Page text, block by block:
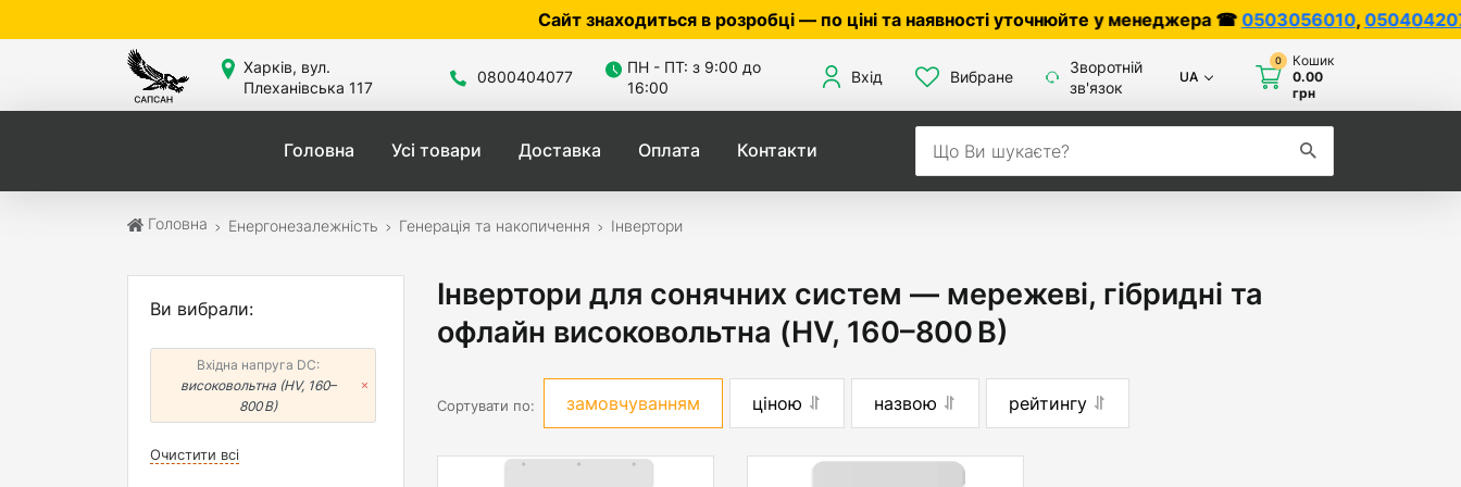
Сайт знаходиться в розробці — по ціні та наявності уточнюйте у менеджера ☎0503056010,0504042070
Харків, вул.
Плеханівська 117
0800404077
ПН - ПТ: з 9:00 до
16:00
Вхід Вибране
Зворотній
зв'язок
UA
0
Кошик
0.00
грн
Головна Усі товари Доставка Оплата Контакти
Головна Енергонезалежність Генерація та накопичення Інвертори
Ви вибрали:
Вхідна напруга DC:
високовольтна (HV, 160–
800 В)
Очистити всі
Інвертори для сонячних систем — мережеві, гібридні та
офлайн високовольтна (HV, 160–800 В)
Сортувати по: замовчуванням ціною назвою рейтингу